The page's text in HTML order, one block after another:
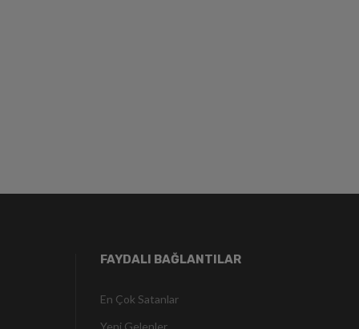
FAYDALI BAĞLANTILAR
En Çok Satanlar
Yeni Gelenler